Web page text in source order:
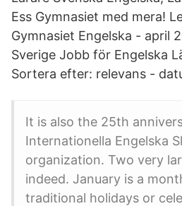
Ess Gymnasiet med mera!
Gymnasiet Engelska - april
Sverige Jobb för Engelska
Sortera efter: relevans -
It is also the 25th
Internationella Engelska
organization. Two very
indeed. January is a
traditional holidays or